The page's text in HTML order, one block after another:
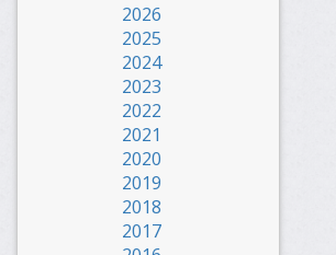
2026
2025
2024
2023
2022
2021
2020
2019
2018
2017